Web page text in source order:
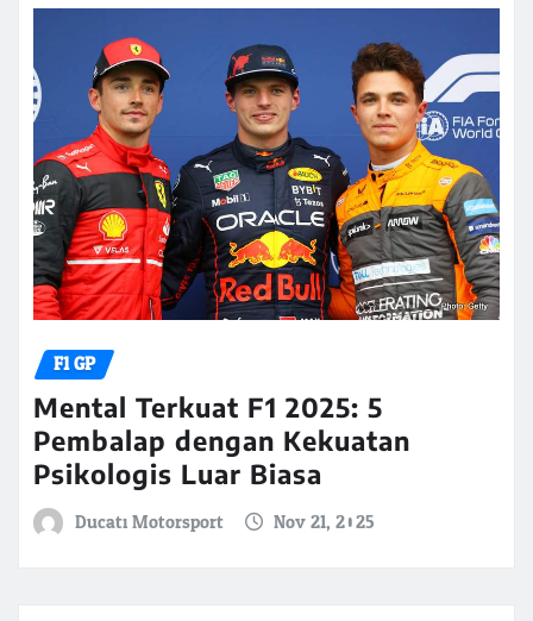
F1 GP
Mental Terkuat F1 2025: 5
Pembalap dengan Kekuatan
Psikologis Luar Biasa
Ducati Motorsport Nov 21, 2025